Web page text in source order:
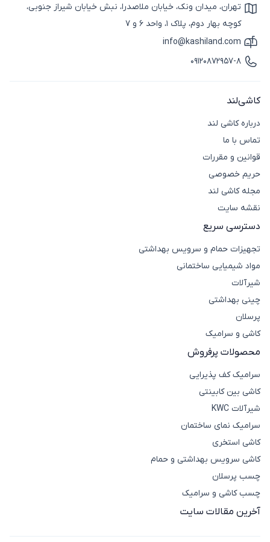
آیکون نقشه
تهران، میدان ونک، خیابان ملاصدرا، نبش خیابان شیراز جنوبی،
کوچه بهار دوم، پلاک 1، واحد 6 و 7
آیکون ایمیل
info@kashiland.com
آیکون تماس
09120872957-8
کاشی‌لند
درباره کاشی لند
تماس با ما
قوانین و مقررات
حریم خصوصی
مجله کاشی لند
نقشه سایت
دسترسی سریع
تجهیزات حمام و سرویس بهداشتی
مواد شیمیایی ساختمانی
شیرآلات
چینی بهداشتی
پرسلان
کاشی و سرامیک
محصولات پرفروش
سرامیک کف پذیرایی
کاشی بین کابینتی
شیرآلات KWC
سرامیک نمای ساختمان
کاشی استخری
کاشی سرویس بهداشتی و حمام
چسب پرسلان
چسب کاشی و سرامیک
آخرین مقالات سایت